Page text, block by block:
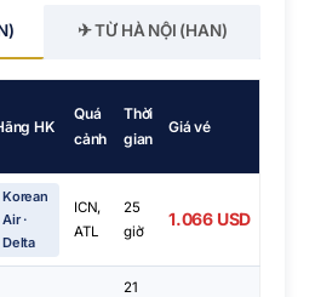
✈ TỪ HÀ NỘI (HAN)
HK
Quá
cảnh
Thời
gian
Giá vé
Korean
Air ·
Delta
ICN,
ATL
25
giờ
1.066 USD
21